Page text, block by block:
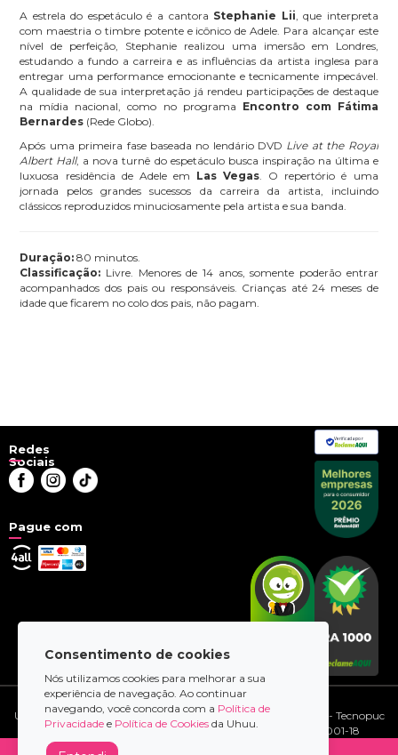
Consentimento de cookies
Nós utilizamos cookies para melhorar a sua
experiência de navegação. Ao continuar
navegando, você concorda com a Política de
Privacidade e Política de Cookies da Uhuu.
A estrela do espetáculo é a cantora Stephanie Lii, que interpreta
com maestria o timbre potente e icônico de Adele. Para alcançar este
nível de perfeição, Stephanie realizou uma imersão em Londres,
estudando a fundo a carreira e as influências da artista inglesa para
entregar uma performance emocionante e tecnicamente impecável.
A qualidade de sua interpretação já rendeu participações de destaque
na mídia nacional, como no programa Encontro com Fátima
Bernardes (Rede Globo).
Após uma primeira fase baseada no lendário DVD Live at the Royal
Albert Hall, a nova turnê do espetáculo busca inspiração na última e
luxuosa residência de Adele em Las Vegas. O repertório é uma
jornada pelos grandes sucessos da carreira da artista, incluindo
clássicos reproduzidos minuciosamente pela artista e sua banda.
Duração: 80 minutos.
Classificação: Livre. Menores de 14 anos, somente poderão entrar
acompanhados dos pais ou responsáveis. Crianças até 24 meses de
idade que ficarem no colo dos pais, não pagam.
Redes
Sociais
Pague com
Verificada por
© 2026 - uhuu.com
Uhuu.com Tecnologia LTDA | Av. Ipiranga, 6681 - Prédio 95-A - Tecnopuc
- Porto Alegre/RS - CEP 90610-970 | CNPJ 28.269.175/0001-18